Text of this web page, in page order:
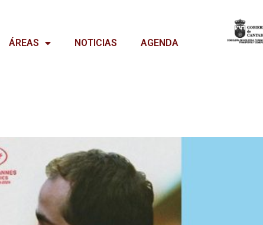
ÁREAS NOTICIAS AGENDA